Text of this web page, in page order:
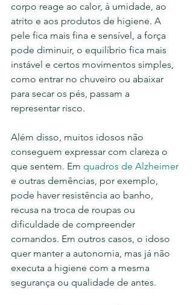
corpo reage ao calor, à umidade, ao
atrito e aos produtos de higiene. A
pele fica mais fina e sensível, a força
pode diminuir, o equilíbrio fica mais
instável e certos movimentos simples,
como entrar no chuveiro ou abaixar
para secar os pés, passam a
representar risco.
Além disso, muitos idosos não
conseguem expressar com clareza o
que sentem. Em quadros de Alzheimer
e outras demências, por exemplo,
pode haver resistência ao banho,
recusa na troca de roupas ou
dificuldade de compreender
comandos. Em outros casos, o idoso
quer manter a autonomia, mas já não
executa a higiene com a mesma
segurança ou qualidade de antes.